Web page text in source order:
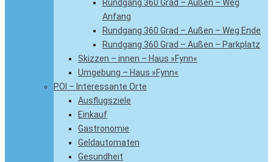
Rundgang 360 Grad – Außen – Weg
Anfang
Rundgang 360 Grad – Außen – Weg Ende
Rundgang 360 Grad – Außen – Parkplatz
Skizzen – innen – Haus »Fynn«
Umgebung – Haus »Fynn«
POI – Interessante Orte
Ausflugsziele
Einkauf
Gastronomie
Geldautomaten
Gesundheit